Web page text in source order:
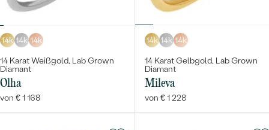
14k 14k 14k
14 Karat Weißgold, Lab Grown
Diamant
Olha
von € 1 168
14k 14k 14k
14 Karat Gelbgold, Lab Grown
Diamant
Mileva
von € 1 228